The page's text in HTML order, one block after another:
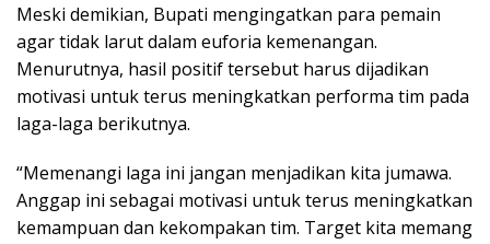
Meski demikian, Bupati mengingatkan para pemain
agar tidak larut dalam euforia kemenangan.
Menurutnya, hasil positif tersebut harus dijadikan
motivasi untuk terus meningkatkan performa tim pada
laga-laga berikutnya.
“Memenangi laga ini jangan menjadikan kita jumawa.
Anggap ini sebagai motivasi untuk terus meningkatkan
kemampuan dan kekompakan tim. Target kita memang